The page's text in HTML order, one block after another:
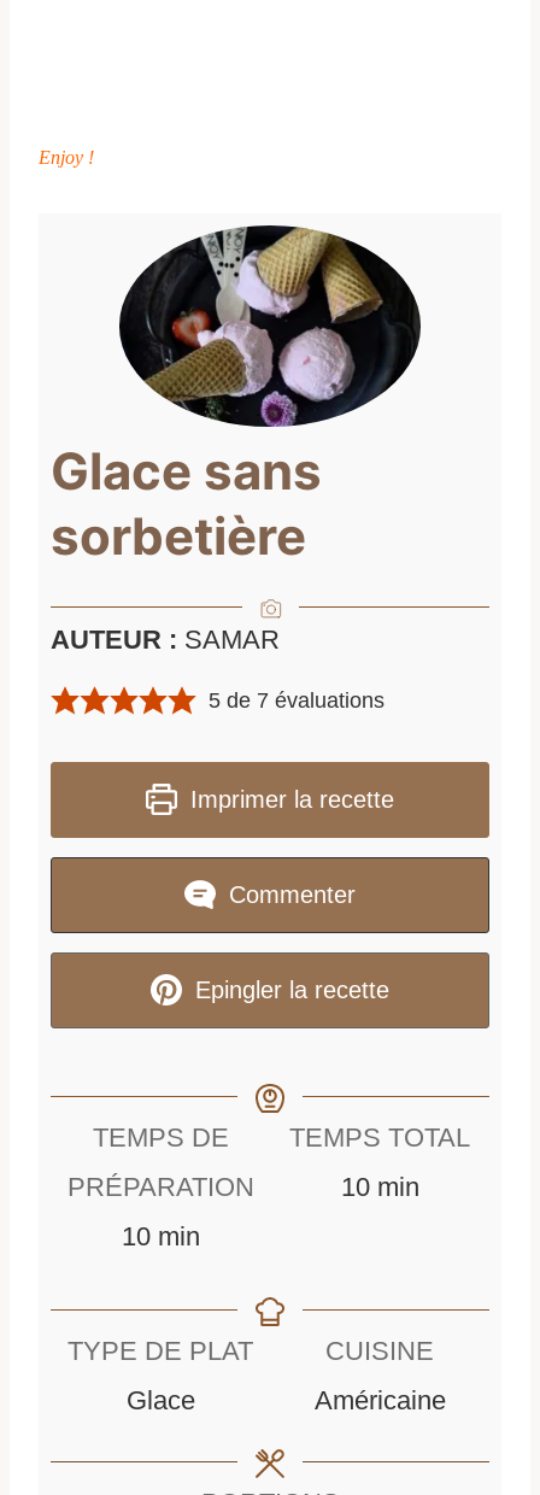
Enjoy !
Glace sans
sorbetière
AUTEUR : SAMAR
5 de 7 évaluations
Imprimer la recette
Commenter
Epingler la recette
TEMPS DE
PRÉPARATION
10m
u
min
TEMPS TOTAL
10mmin
TYPE DE PLAT
Glace
CUISINE
Américaine